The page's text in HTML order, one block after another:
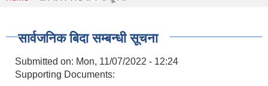
सार्वजनिक बिदा सम्बन्धी सूचना
Submitted on: Mon, 11/07/2022 - 12:24
Supporting Documents: